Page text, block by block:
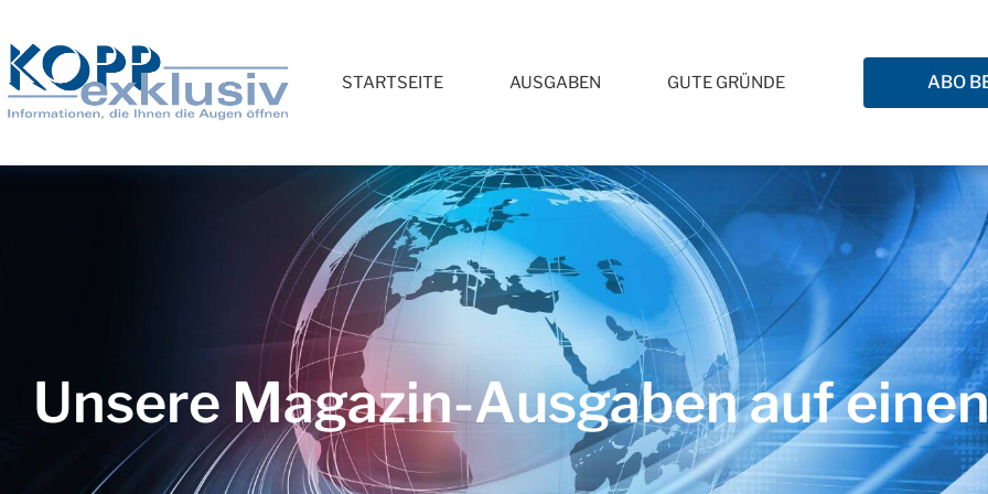
STARTSEITE AUSGABEN GUTE GRÜNDE ABO
Unsere Magazin-Ausgaben auf